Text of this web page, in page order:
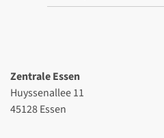
Zentrale Essen
Huyssenallee 11
45128 Essen